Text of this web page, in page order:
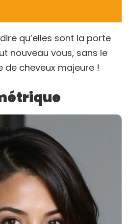
qu’elles sont la porte
nouveau vous, sans le
de cheveux majeure !